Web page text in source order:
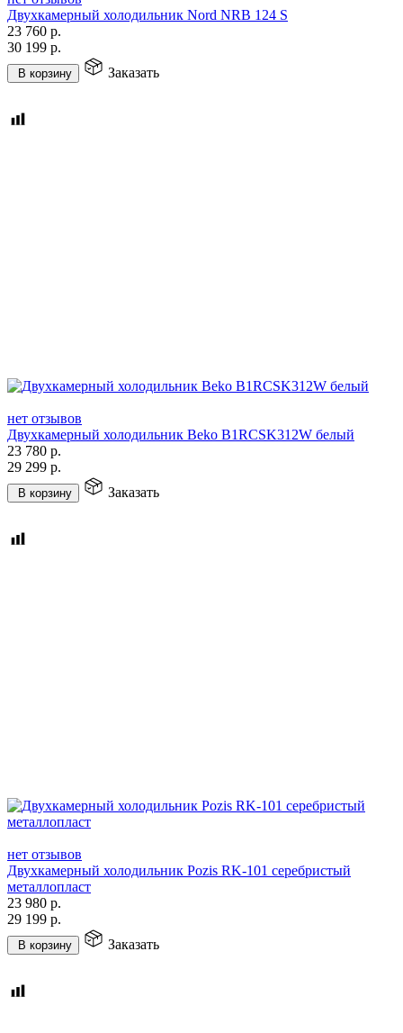
Двухкамерный холодильник Nord NRB 124 S
23 760 р.
30 199 р.
В корзину Заказать
нет отзывов
Двухкамерный холодильник Beko B1RCSK312W белый
23 780 р.
29 299 р.
В корзину Заказать
нет отзывов
Двухкамерный холодильник Pozis RK-101 серебристый
металлопласт
23 980 р.
29 199 р.
В корзину Заказать